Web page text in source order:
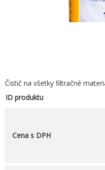
Čistič na všetky filtračné
ID produktu
Cena s DPH